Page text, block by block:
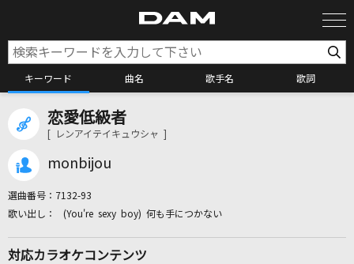
キーワード 曲名 歌手名 歌詞
恋愛低級者
[ レンアイテイキュウシャ ]
monbijou
選曲番号： 7132-93
(You're sexy boy) 何も手につかない
対応カラオケコンテンツ